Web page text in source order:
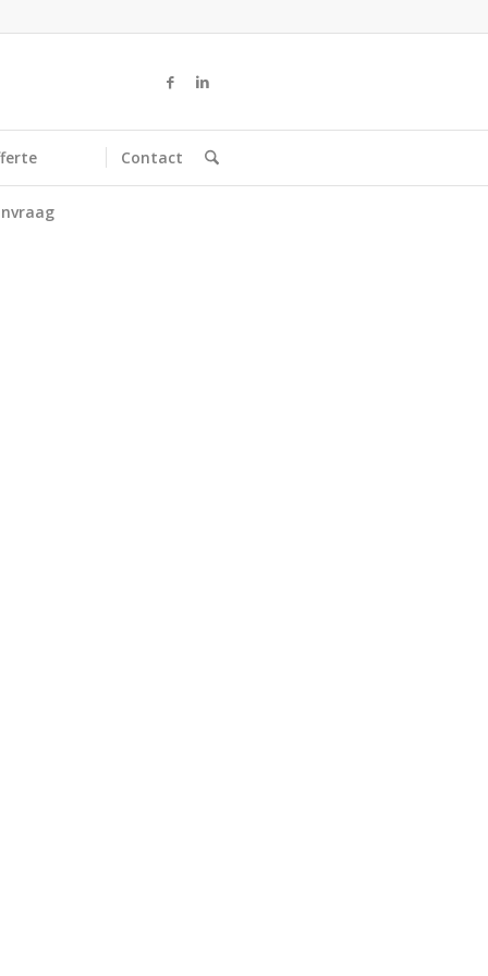
Contact